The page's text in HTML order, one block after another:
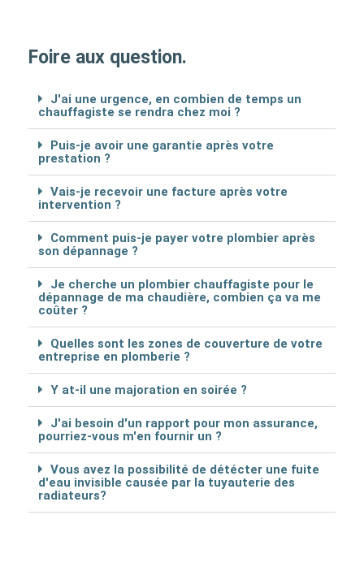
Foire aux question.
J'ai une urgence, en combien de temps un
chauffagiste se rendra chez moi ?
Puis-je avoir une garantie après votre
prestation ?
Vais-je recevoir une facture après votre
intervention ?
Comment puis-je payer votre plombier après
son dépannage ?
Je cherche un plombier chauffagiste pour le
dépannage de ma chaudière, combien ça va me
coûter ?
Quelles sont les zones de couverture de votre
entreprise en plomberie ?
Y at-il une majoration en soirée ?
J'ai besoin d'un rapport pour mon assurance,
pourriez-vous m'en fournir un ?
Vous avez la possibilité de détécter une fuite
d'eau invisible causée par la tuyauterie des
radiateurs?